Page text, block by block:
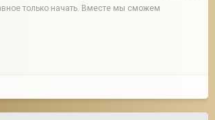
только начать. Вместе мы сможем